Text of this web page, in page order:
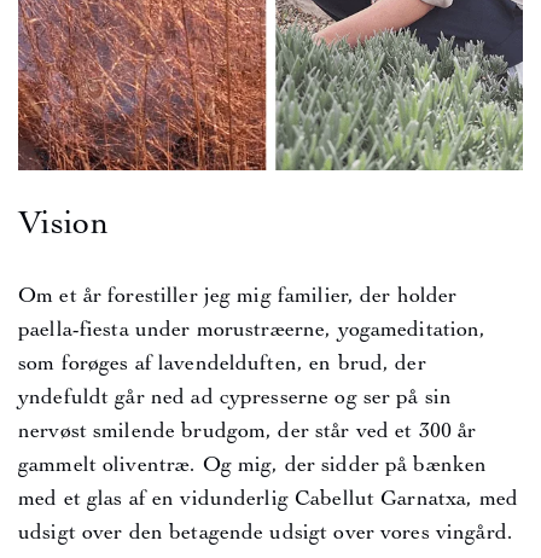
Vision
Om et år forestiller jeg mig familier, der holder
paella-fiesta under morustræerne, yogameditation,
som forøges af lavendelduften, en brud, der
yndefuldt går ned ad cypresserne og ser på sin
nervøst smilende brudgom, der står ved et 300 år
gammelt oliventræ. Og mig, der sidder på bænken
med et glas af en vidunderlig Cabellut Garnatxa, med
udsigt over den betagende udsigt over vores vingård.